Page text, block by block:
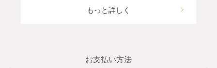
もっと詳しく
お支払い方法